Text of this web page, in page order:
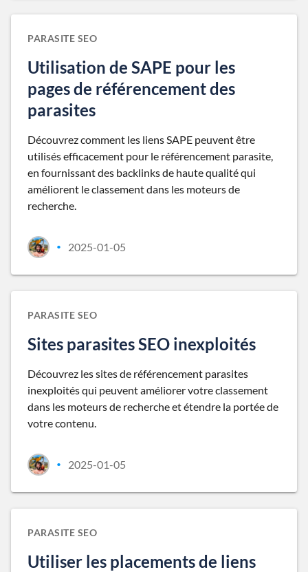
PARASITE SEO
Utilisation de SAPE pour les
pages de référencement des
parasites
Découvrez comment les liens SAPE peuvent être
utilisés efficacement pour le référencement parasite,
en fournissant des backlinks de haute qualité qui
améliorent le classement dans les moteurs de
recherche.
• 2025-01-05
PARASITE SEO
Sites parasites SEO inexploités
Découvrez les sites de référencement parasites
inexploités qui peuvent améliorer votre classement
dans les moteurs de recherche et étendre la portée de
votre contenu.
• 2025-01-05
PARASITE SEO
Utiliser les placements de liens